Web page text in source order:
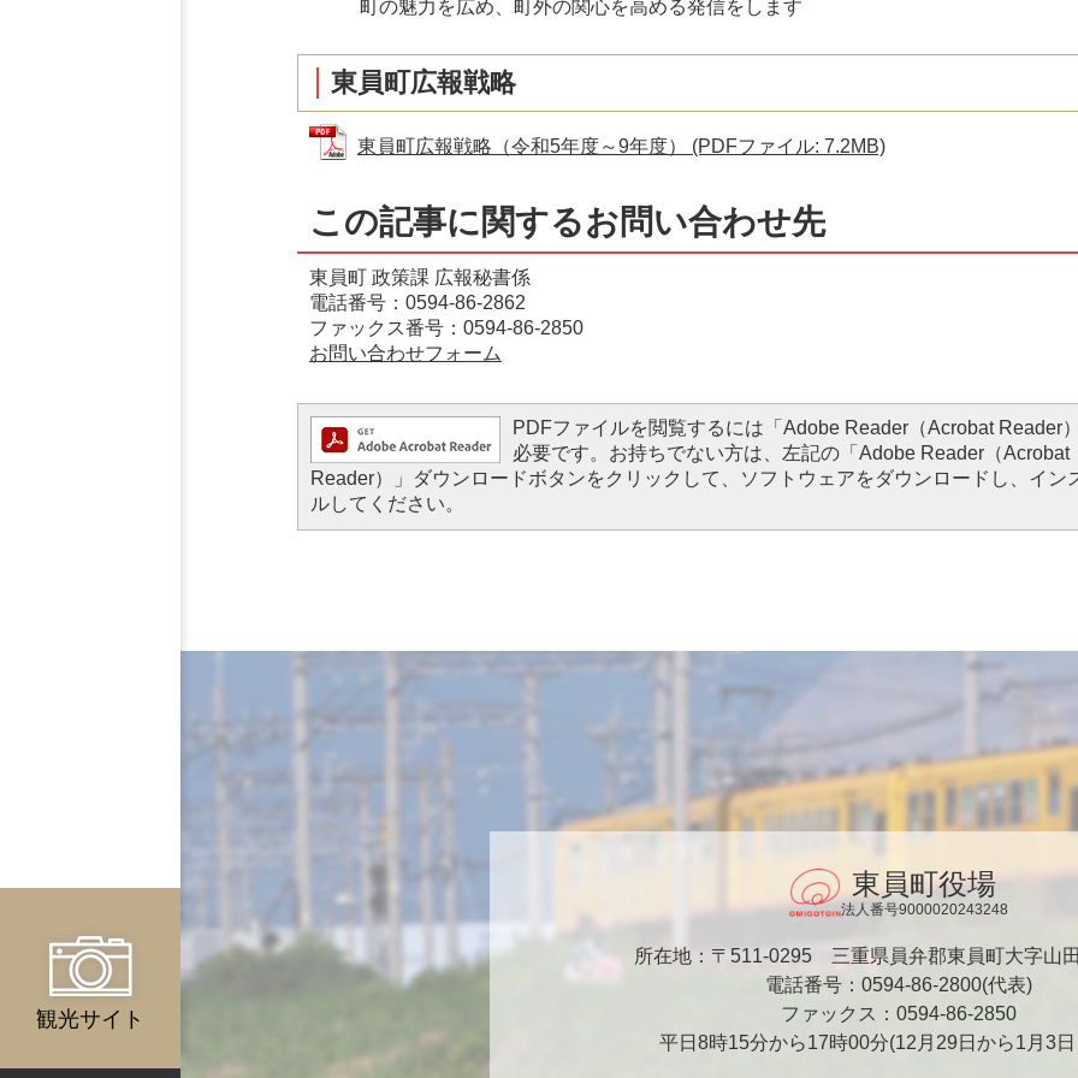
観光サイト
町の魅力を広め、町外の関心を高める発信をします
東員町広報戦略
東員町広報戦略（令和5年度～9年度） (PDFファイル: 7.2MB)
この記事に関するお問い合わせ先
東員町 政策課 広報秘書係
電話番号：0594-86-2862
ファックス番号：0594-86-2850
お問い合わせフォーム
PDFファイルを閲覧するには「Adobe Reader（Acrobat Reader
必要です。お持ちでない方は、左記の「Adobe Reader（Acrobat
Reader）」ダウンロードボタンをクリックして、ソフトウェアをダウンロードし、イン
ルしてください。
東員町役場
法人番号9000020243248
所在地：〒511-0295 三重県員弁郡東員町大字山
電話番号：0594-86-2800(代表)
ファックス：0594-86-2850
平日8時15分から17時00分(12月29日から1月3